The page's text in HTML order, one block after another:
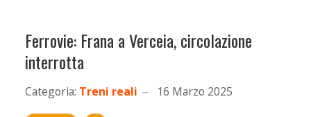
Ferrovie: Frana a Verceia, circolazione
interrotta
Categoria: Treni reali 16 Marzo 2025